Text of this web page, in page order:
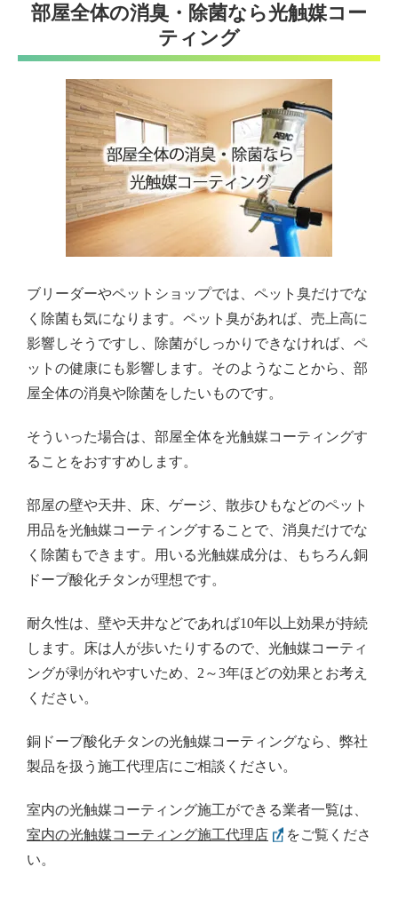
部屋全体の消臭・除菌なら光触媒コー
ティング
ブリーダーやペットショップでは、ペット臭だけでな
く除菌も気になります。ペット臭があれば、売上高に
影響しそうですし、除菌がしっかりできなければ、ペ
ットの健康にも影響します。そのようなことから、部
屋全体の消臭や除菌をしたいものです。
そういった場合は、部屋全体を光触媒コーティングす
ることをおすすめします。
部屋の壁や天井、床、ゲージ、散歩ひもなどのペット
用品を光触媒コーティングすることで、消臭だけでな
く除菌もできます。用いる光触媒成分は、もちろん銅
ドープ酸化チタンが理想です。
耐久性は、壁や天井などであれば10年以上効果が持続
します。床は人が歩いたりするので、光触媒コーティ
ングが剥がれやすいため、2～3年ほどの効果とお考え
ください。
銅ドープ酸化チタンの光触媒コーティングなら、弊社
製品を扱う施工代理店にご相談ください。
室内の光触媒コーティング施工ができる業者一覧は、
室内の光触媒コーティング施工代理店
をご覧くださ
い。